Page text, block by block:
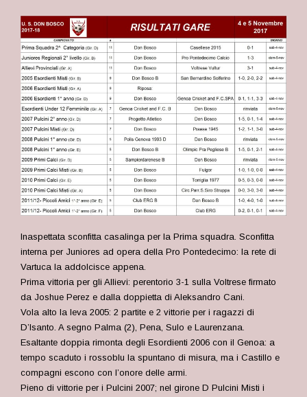
Inaspettata sconfitta casalinga per la Prima squadra. Sconfitta
interna per Juniores ad opera della Pro Pontedecimo: la rete di
Vartuca la addolcisce appena.
Prima vittoria per gli Allievi: perentorio 3-1 sulla Voltrese firmato
da Joshue Perez e dalla doppietta di Aleksandro Cani.
Vola alto la leva 2005: 2 partite e 2 vittorie per i ragazzi di
D’Isanto. A segno Palma (2), Pena, Sulo e Laurenzana.
Esaltante doppia rimonta degli Esordienti 2006 con il Genoa: a
tempo scaduto i rossoblu la spuntano di misura, ma i Castillo e
compagni escono con l’onore delle armi.
Pieno di vittorie per i Pulcini 2007; nel girone D Pulcini Misti i